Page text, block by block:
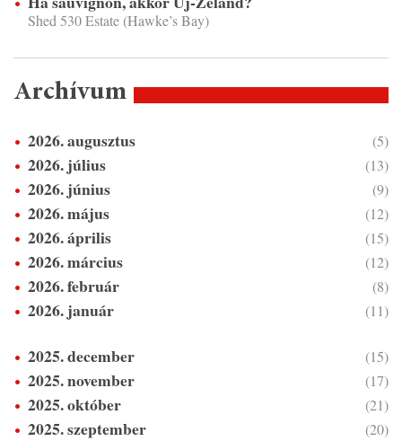
Shed 530 Estate (Hawke’s Bay)
Archívum
2026. augusztus (5)
2026. július (13)
2026. június (9)
2026. május (12)
2026. április (15)
2026. március (12)
2026. február (8)
2026. január (11)
2025. december (15)
2025. november (17)
2025. október (21)
2025. szeptember (20)